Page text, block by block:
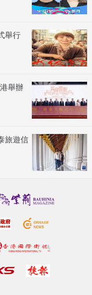
舉行
舉辦
旅遊信